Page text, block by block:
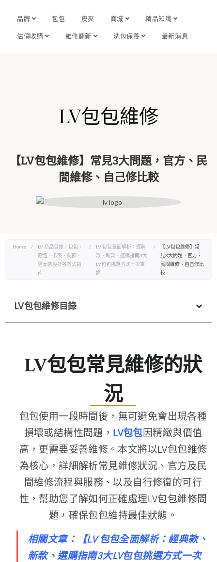
品牌 包包 皮夾 商城 精品知識
估價收購 維修翻新 洗包保養 最新消息
LV包包維修
【LV包包維修】常見3大問題，官方、民
間維修、自己修比較
Home /
LV 商品目錄：包包、
錢包、卡夾、配飾、
男女裝設計各款式指
南
/
LV 包包全面解析：經典
款、新款、選購指南3大
LV包包挑選方式一次掌
握
/
【LV包包維修】常
見3大問題，官方、
民間維修、自己修比
較
LV包包維修目錄
LV包包常見維修的狀
況
包包使用一段時間後，無可避免會出現各種
損壞或結構性問題， LV包包因精緻與價值
高，更需要妥善維修。本文將以LV包包維修
為核心，詳細解析常見維修狀況、官方及民
間維修流程與服務、以及自行修復的可行
性，幫助您了解如何正確處理LV包包維修問
題，確保包包維持最佳狀態。
相關文章：
【LV 包包全面解析：經典款、
新款、選購指南3大LV包包挑選方式一次